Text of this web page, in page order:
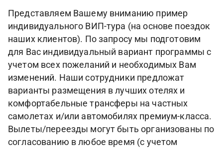
Представляем Вашему вниманию пример
индивидуального ВИП-тура (на основе поездок
наших клиентов). По запросу мы подготовим
для Вас индивидуальный вариант программы с
учетом всех пожеланий и необходимых Вам
изменений. Наши сотрудники предложат
варианты размещения в лучших отелях и
комфортабельные трансферы на частных
самолетах и/или автомобилях премиум-класса.
Вылеты/переезды могут быть организованы по
согласованию в любое время (с учетом